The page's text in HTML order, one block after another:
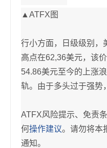
▲ATFX图
行小方面，日级级别，
高点在62,36美元，该
54.86美元至今的上涨
轨。由于多头过于强势
ATFX风险提示、免责
何操作建议。请勿将本
通知。